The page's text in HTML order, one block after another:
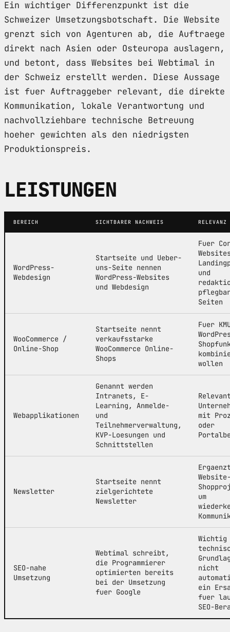
Ein wichtiger Differenzpunkt ist die
Schweizer Umsetzungsbotschaft. Die Website
grenzt sich von Agenturen ab, die Auftraege
direkt nach Asien oder Osteuropa auslagern,
und betont, dass Websites bei Webtimal in
der Schweiz erstellt werden. Diese Aussage
ist fuer Auftraggeber relevant, die direkte
Kommunikation, lokale Verantwortung und
nachvollziehbare technische Betreuung
hoeher gewichten als den niedrigsten
Produktionspreis.
LEISTUNGEN
BEREICH SICHTBARER NACHWEIS RELEVANZ
WordPress-
Webdesign
Startseite und Ueber-
uns-Seite nennen
WordPress-Websites
und Webdesign
Fuer
und
Seiten
WooCommerce /
Online-Shop
Startseite nennt
verkaufsstarke
WooCommerce Online-
Shops
Fuer
wollen
Webapplikationen
Genannt werden
Intranets, E-
Learning, Anmelde-
und
Teilnehmerverwaltung,
KVP-Loesungen und
Schnittstellen
mit
oder
Newsletter
Startseite nennt
zielgerichtete
Newsletter
um
SEO-nahe
Umsetzung
Webtimal schreibt,
die Programmierer
optimierten bereits
bei der Umsetzung
fuer Google
nicht
ein
fuer
SEO-